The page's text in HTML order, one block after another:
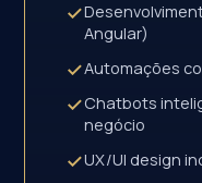
Angular)
Automações
Chatbots
negócio
UX/UI design